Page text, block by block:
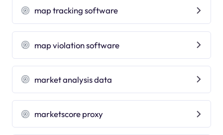
map tracking software
map violation software
market analysis data
marketscore proxy